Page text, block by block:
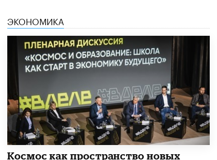
ЭКОНОМИКА
Космос как пространство новых